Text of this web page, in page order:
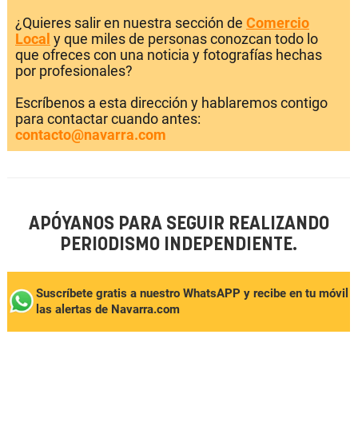
¿Quieres salir en nuestra sección de Comercio
Local y que miles de personas conozcan todo lo
que ofreces con una noticia y fotografías hechas
por profesionales?
Escríbenos a esta dirección y hablaremos contigo
para contactar cuando antes:
contacto@navarra.com
APÓYANOS PARA SEGUIR REALIZANDO
PERIODISMO INDEPENDIENTE.
Suscríbete gratis a nuestro WhatsAPP y recibe en tu móvil
las alertas de Navarra.com